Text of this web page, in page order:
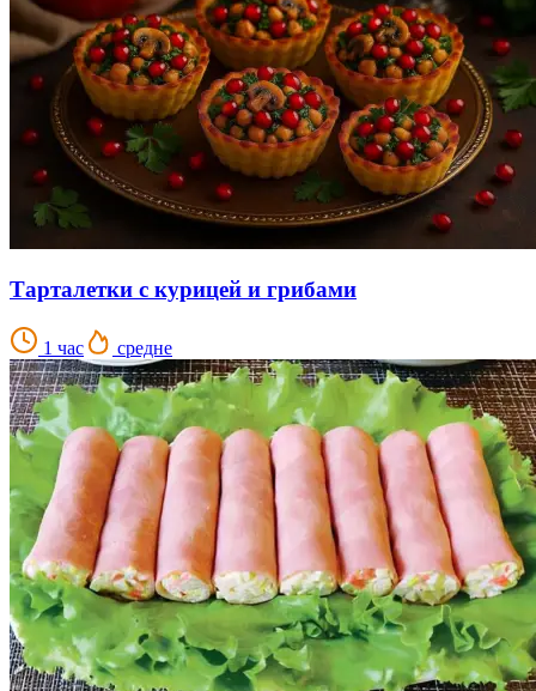
Тарталетки с курицей и грибами
1 час средне